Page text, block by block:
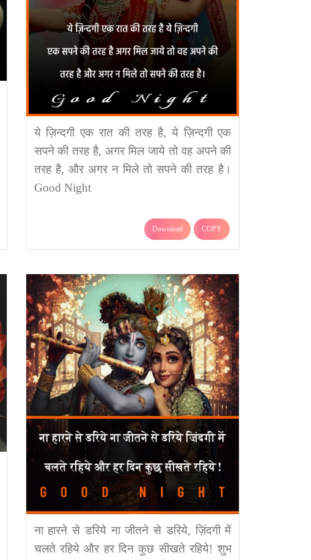
ये ज़िन्दगी एक रात की तरह है, ये ज़िन्दगी एक
सपने की तरह है, अगर मिल जाये तो वह अपने की
तरह है, और अगर न मिले तो सपने की तरह है।
Good Night
Download COPY
ना हारने से डरिये ना जीतने से डरिये, ज़िंदगी में
चलते रहिये और हर दिन कुछ सीखते रहिये! शुभ